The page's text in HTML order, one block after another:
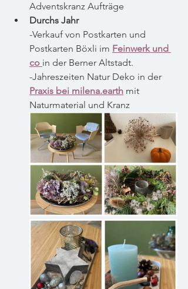
Adventskranz Aufträge
Durchs Jahr
-Verkauf von Postkarten und
Postkarten Böxli im Feinwerk und
co in der Berner Altstadt.
-Jahreszeiten Natur Deko in der
Praxis bei milena.earth mit
Naturmaterial und Kranz